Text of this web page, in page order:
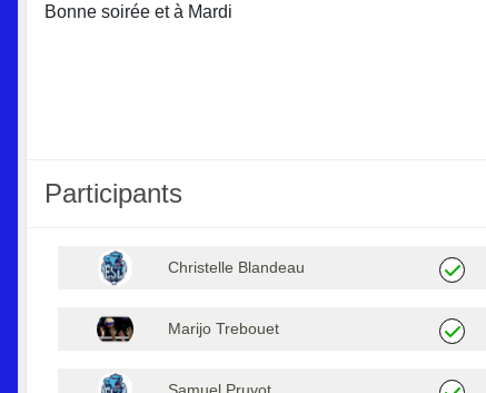
Bonne soirée et à Mardi
Participants
Christelle Blandeau
Marijo Trebouet
Samuel Pruvot